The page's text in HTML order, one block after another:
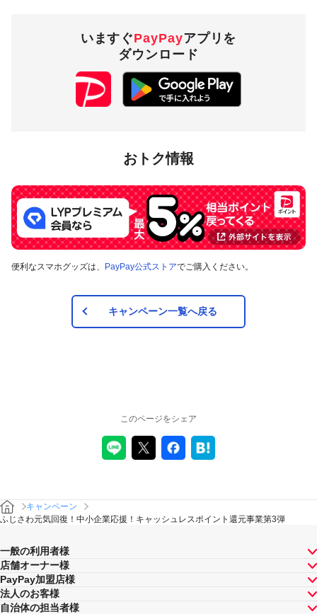
いますぐPayPayアプリを
ダウンロード
おトク情報
便利なスマホグッズは、 PayPay公式ストアでご購入ください。
キャンペーン一覧へ戻る
このページをシェア
キャンペーン
ふじさわ元気回復！中小企業応援！キャッシュレスポイント還元事業第3弾
一般の利用者様
店舗オーナー様
PayPay加盟店様
法人のお客様
自治体の担当者様